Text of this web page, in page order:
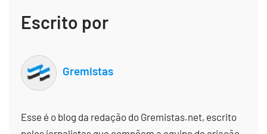
Escrito por
Gremistas
Esse é o blog da redação do Gremistas.net, escrito